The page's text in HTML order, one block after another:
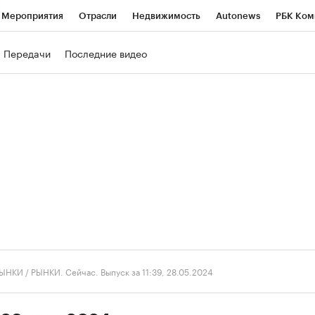
Мероприятия Отрасли Недвижимость Autonews РБК
Передачи Последние видео
/ РЫНКИ. Сейчас. Выпуск за 11:39, 28.05.2024